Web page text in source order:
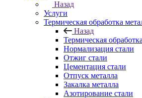
Назад
Услуги
Термическая обработка
Назад
Термическая
Нормализация стали
Отжиг стали
Цементация стали
Отпуск металла
Закалка металла
Азотирование стали